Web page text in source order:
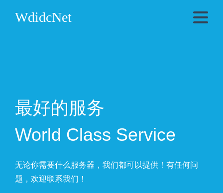
WdidcNet
最好的服务
World Class Service
无论你需要什么服务器，我们都可以提供！有任何问
题，欢迎联系我们！